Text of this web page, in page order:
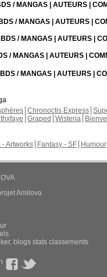
/ MANGAS | AUTEURS |
/ MANGAS | AUTEURS |
/ MANGAS | AUTEURS |
/ MANGAS | AUTEURS |
/ MANGAS | AUTEURS |
Chronoctis Express
Graped Wisteria
- Artworks Fantasy - SF Humour
Amilova
blogs stats classements